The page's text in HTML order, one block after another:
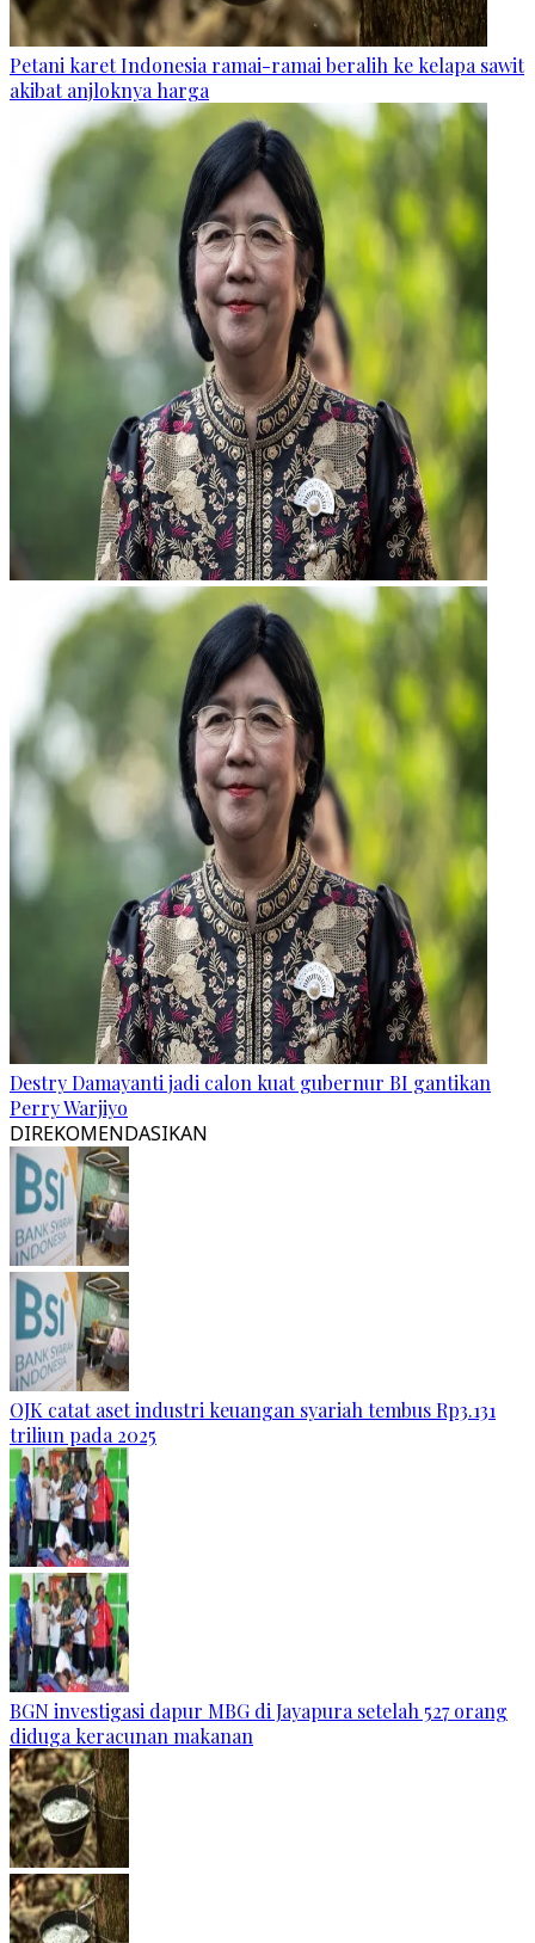
Petani karet Indonesia ramai-ramai beralih ke kelapa sawit
akibat anjloknya harga
Destry Damayanti jadi calon kuat gubernur BI gantikan
Perry Warjiyo
DIREKOMENDASIKAN
OJK catat aset industri keuangan syariah tembus Rp3.131
triliun pada 2025
BGN investigasi dapur MBG di Jayapura setelah 527 orang
diduga keracunan makanan